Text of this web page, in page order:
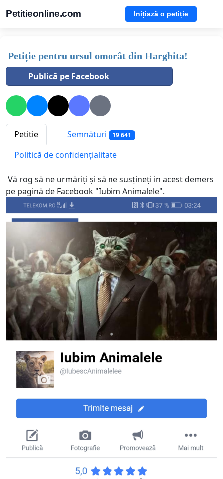
Petitieonline.com Inițiază o petiție
Petiție pentru ursul omorât din Harghita!
Publică pe Facebook
Petitie Semnături 19 641
Politică de confidențialitate
Vă rog să ne urmăriți și să ne susțineți in acest demers
pe pagină de Facebook "Iubim Animalele".